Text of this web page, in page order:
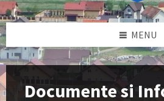
MENU
Documente si